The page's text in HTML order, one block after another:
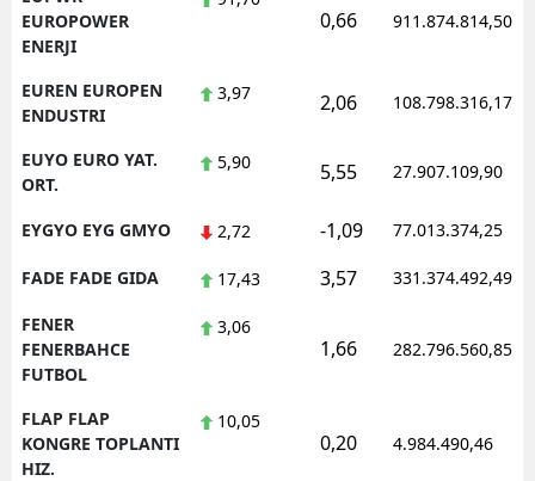
EUROPOWER
ENERJI
0,66 911.874.814,50
EUREN EUROPEN
ENDUSTRI
3,97 2,06 108.798.316,17
EUYO EURO YAT.
ORT.
5,90 5,55 27.907.109,90
EYGYO EYG GMYO 2,72 -1,09 77.013.374,25
FADE FADE GIDA 17,43 3,57 331.374.492,49
FENER
FENERBAHCE
FUTBOL
3,06
1,66 282.796.560,85
FLAP FLAP
KONGRE TOPLANTI
HIZ.
10,05
0,20 4.984.490,46